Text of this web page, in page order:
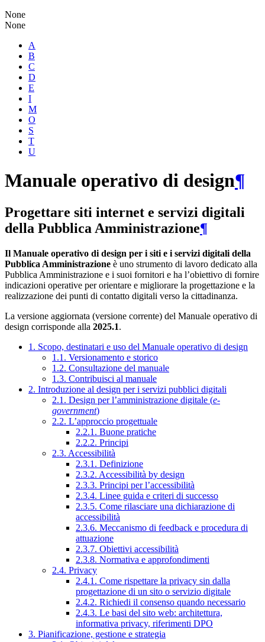
None
None
A
B
C
D
E
I
M
O
S
T
U
Manuale operativo di design¶
Progettare siti internet e servizi digitali
della Pubblica Amministrazione¶
Il Manuale operativo di design per i siti e i servizi digitali della
Pubblica Amministrazione è uno strumento di lavoro dedicato alla
Pubblica Amministrazione e i suoi fornitori e ha l’obiettivo di fornire
indicazioni operative per orientare e migliorare la progettazione e la
realizzazione dei punti di contatto digitali verso la cittadinanza.
La versione aggiornata (versione corrente) del Manuale operativo di
design corrisponde alla 2025.1.
1. Scopo, destinatari e uso del Manuale operativo di design
1.1. Versionamento e storico
1.2. Consultazione del manuale
1.3. Contribuisci al manuale
2. Introduzione al design per i servizi pubblici digitali
2.1. Design per l’amministrazione digitale (e-
government)
2.2. L’approccio progettuale
2.2.1. Buone pratiche
2.2.2. Principi
2.3. Accessibilità
2.3.1. Definizione
2.3.2. Accessibilità by design
2.3.3. Principi per l’accessibilità
2.3.4. Linee guida e criteri di successo
2.3.5. Come rilasciare una dichiarazione di
accessibilità
2.3.6. Meccanismo di feedback e procedura di
attuazione
2.3.7. Obiettivi accessibilità
2.3.8. Normativa e approfondimenti
2.4. Privacy
2.4.1. Come rispettare la privacy sin dalla
progettazione di un sito o servizio digitale
2.4.2. Richiedi il consenso quando necessario
2.4.3. Le basi del sito web: architettura,
informativa privacy, riferimenti DPO
3. Pianificazione, gestione e strategia